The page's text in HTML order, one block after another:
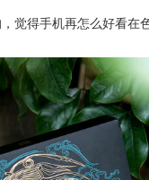
觉得手机再怎么好看